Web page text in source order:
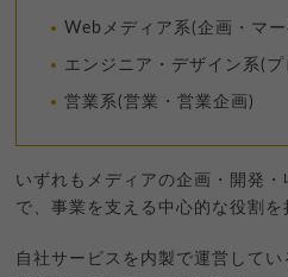
Webメディア系(企画・マ
エンジニア・デザイン系(
営業系(営業・営業企画)
いずれもメディアの企画・開発
で、事業を支える中心的な役割を
自社サービスを内製で運営して